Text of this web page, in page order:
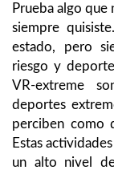
Prueba algo que
siempre
estado, pero
riesgo y
VR-extreme
deportes
perciben como
Estas
un alto nivel